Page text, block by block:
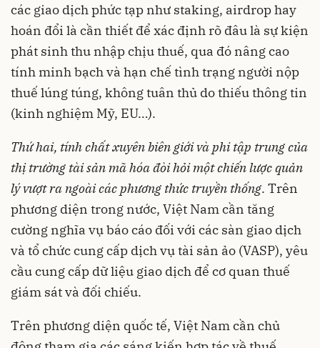
các giao dịch phức tạp như staking, airdrop hay
hoán đổi là cần thiết để xác định rõ đâu là sự kiện
phát sinh thu nhập chịu thuế, qua đó nâng cao
tính minh bạch và hạn chế tình trạng người nộp
thuế lúng túng, không tuân thủ do thiếu thông tin
(kinh nghiệm Mỹ, EU…).
Thứ hai, tính chất xuyên biên giới và phi tập trung của
thị trường tài sản mã hóa đòi hỏi một chiến lược quản
lý vượt ra ngoài các phương thức truyền thống. Trên
phương diện trong nước, Việt Nam cần tăng
cường nghĩa vụ báo cáo đối với các sàn giao dịch
và tổ chức cung cấp dịch vụ tài sản ảo (VASP), yêu
cầu cung cấp dữ liệu giao dịch để cơ quan thuế
giám sát và đối chiếu.
Trên phương diện quốc tế, Việt Nam cần chủ